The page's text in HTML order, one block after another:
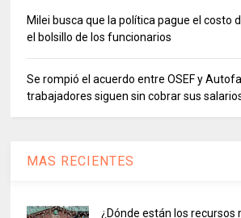
Milei busca que la política pague el costo
el bolsillo de los funcionarios
Se rompió el acuerdo entre OSEF y
trabajadores siguen sin cobrar sus
MAS RECIENTES
¿Dónde están los recursos